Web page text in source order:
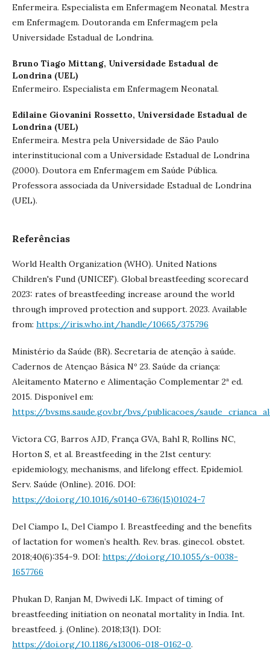
Enfermeira. Especialista em Enfermagem Neonatal. Mestra
em Enfermagem. Doutoranda em Enfermagem pela
Universidade Estadual de Londrina.
Bruno Tiago Mittang, Universidade Estadual de
Londrina (UEL)
Enfermeiro. Especialista em Enfermagem Neonatal.
Edilaine Giovanini Rossetto, Universidade Estadual de
Londrina (UEL)
Enfermeira. Mestra pela Universidade de São Paulo
interinstitucional com a Universidade Estadual de Londrina
(2000). Doutora em Enfermagem em Saúde Pública.
Professora associada da Universidade Estadual de Londrina
(UEL).
Referências
World Health Organization (WHO). United Nations
Children's Fund (‎UNICEF)‎. Global breastfeeding scorecard
2023: rates of breastfeeding increase around the world
through improved protection and support. 2023. Available
from: https://iris.who.int/handle/10665/375796
Ministério da Saúde (BR). Secretaria de atenção à saúde.
Cadernos de Atençao Básica Nº 23. Saúde da criança:
Aleitamento Materno e Alimentação Complementar 2ª ed.
2015. Disponível em:
https://bvsms.saude.gov.br/bvs/publicacoes/
Victora CG, Barros AJD, França GVA, Bahl R, Rollins NC,
Horton S, et al. Breastfeeding in the 21st century:
epidemiology, mechanisms, and lifelong effect. Epidemiol.
Serv. Saúde (Online). 2016. DOI:
https://doi.org/10.1016/s0140-6736(15)01024-7
Del Ciampo L, Del Ciampo I. Breastfeeding and the benefits
of lactation for women’s health. Rev. bras. ginecol. obstet.
2018;40(6):354-9. DOI: https://doi.org/10.1055/s-0038-
1657766
Phukan D, Ranjan M, Dwivedi LK. Impact of timing of
breastfeeding initiation on neonatal mortality in India. Int.
breastfeed. j. (Online). 2018;13(1). DOI:
https://doi.org/10.1186/s13006-018-0162-0.